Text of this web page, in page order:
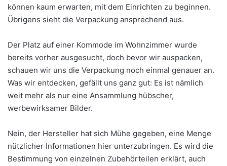
können kaum erwarten, mit dem Einrichten zu beginnen.
Übrigens sieht die Verpackung ansprechend aus.
Der Platz auf einer Kommode im Wohnzimmer wurde
bereits vorher ausgesucht, doch bevor wir auspacken,
schauen wir uns die Verpackung noch einmal genauer an.
Was wir entdecken, gefällt uns ganz gut: Es ist nämlich
weit mehr als nur eine Ansammlung hübscher,
werbewirksamer Bilder.
Nein, der Hersteller hat sich Mühe gegeben, eine Menge
nützlicher Informationen hier unterzubringen. Es wird die
Bestimmung von einzelnen Zubehörteilen erklärt, auch